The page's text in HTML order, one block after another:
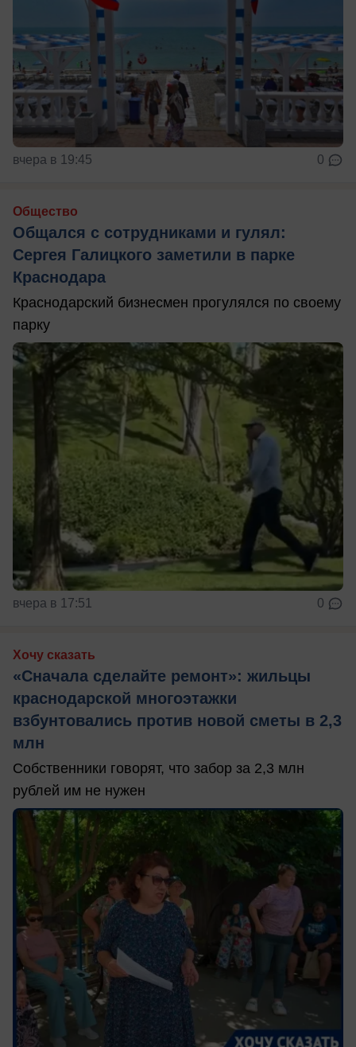
вчера в 19:45 0
Общество
Общался с сотрудниками и гулял:
Сергея Галицкого заметили в парке
Краснодара
Краснодарский бизнесмен прогулялся по своему
парку
вчера в 17:51 0
Хочу сказать
«Сначала сделайте ремонт»: жильцы
краснодарской многоэтажки
взбунтовались против новой сметы в 2,3
млн
Собственники говорят, что забор за 2,3 млн
рублей им не нужен